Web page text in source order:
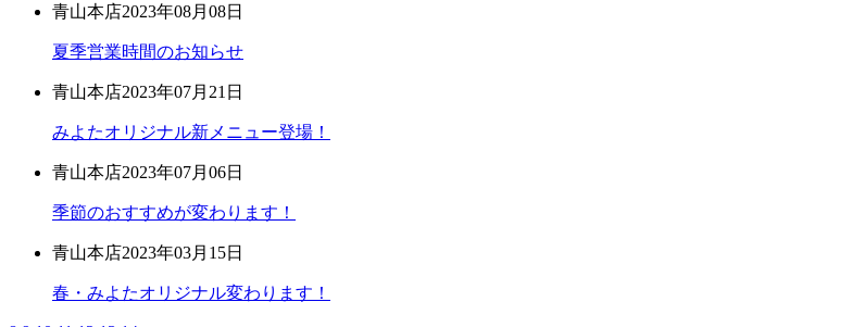
青山本店2023年08月08日
夏季営業時間のお知らせ
青山本店2023年07月21日
みよたオリジナル新メニュー登場！
青山本店2023年07月06日
季節のおすすめが変わります！
青山本店2023年03月15日
春・みよたオリジナル変わります！